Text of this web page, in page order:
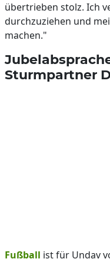
übertrieben stolz. Ich
durchzuziehen und
machen."
Sturmpartner
Fußball ist für Undav